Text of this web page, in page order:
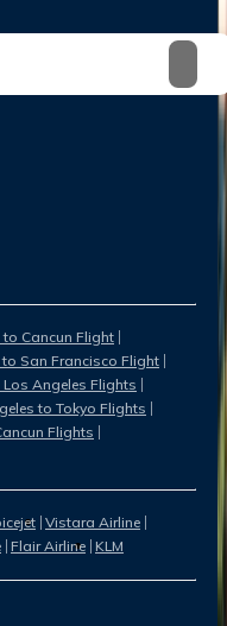
Cancun Flight
San Francisco Flight
Los Angeles Flights
to Tokyo Flights
Flights
Vistara Airline
Flair Airline KLM